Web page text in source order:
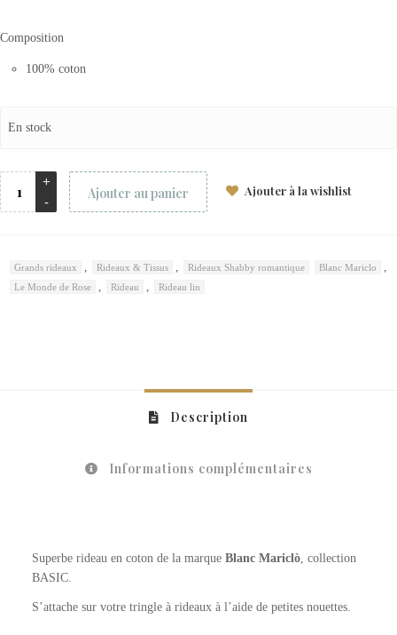
Composition
100% coton
En stock
Ajouter au panier Ajouter à la wishlist
Grands rideaux Rideaux & Tissus Rideaux Shabby romantique Blanc Mariclo
Le Monde de Rose Rideau Rideau lin
Description
Informations complémentaires
Superbe rideau en coton de la marque Blanc Mariclò, collection
BASIC.
S’attache sur votre tringle à rideaux à l’aide de petites nouettes.